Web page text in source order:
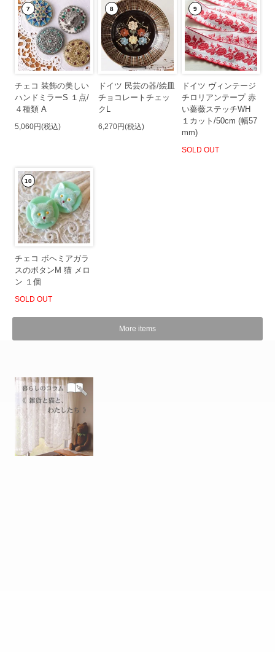
7
チェコ 装飾の美しい
ハンドミラーS １点/
４種類 A
5,060円(税込)
8
ドイツ 民芸の器/絵皿
チョコレートチェッ
クL
6,270円(税込)
9
ドイツ ヴィンテージ
チロリアンテープ 赤
い薔薇ステッチWH
１カット/50cm (幅57
mm)
SOLD OUT
10
チェコ ボヘミアガラ
スのボタンM 猫 メロ
ン １個
SOLD OUT
More items